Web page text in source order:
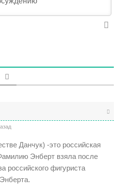
Данчук) -это российская
Энберт взяла после
российского фигуриста